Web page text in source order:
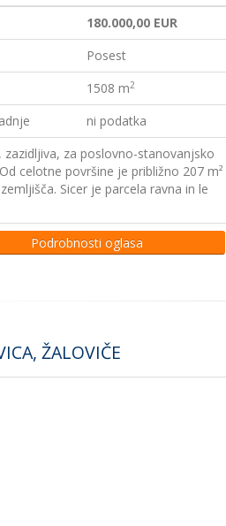
180.000,00 EUR
Posest
1508 m2
ni podatka
zazidljiva, za poslovno-stanovanjsko
celotne površine je približno 207 m²
Sicer je parcela ravna in le
Podrobnosti oglasa
ŽALOVIČE